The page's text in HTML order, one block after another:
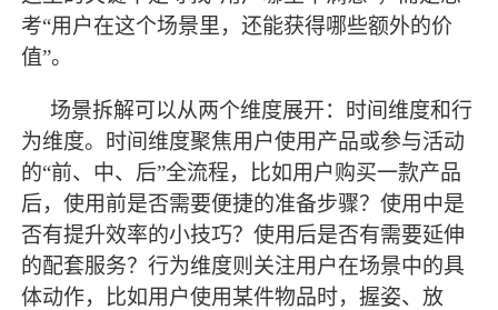
考“用户在这个场景里，还能获得哪些额外的价
值”。
场景拆解可以从两个维度展开：时间维度和行
为维度。时间维度聚焦用户使用产品或参与活动
的“前、中、后”全流程，比如用户购买一款产品
后，使用前是否需要便捷的准备步骤？使用中是
否有提升效率的小技巧？使用后是否有需要延伸
的配套服务？行为维度则关注用户在场景中的具
体动作，比如用户使用某件物品时，握姿、放